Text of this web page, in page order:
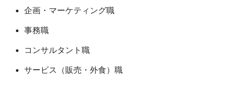
企画・マーケティング職
事務職
コンサルタント職
サービス（販売・外食）職